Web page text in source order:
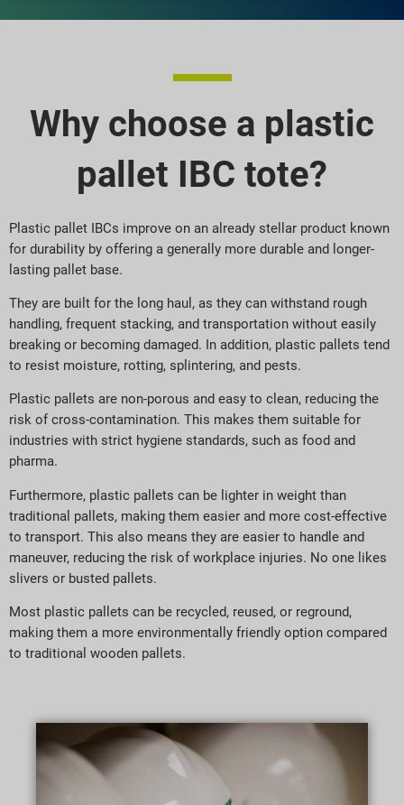
Why choose a plastic
pallet IBC tote?
Plastic pallet IBCs improve on an already stellar product known
for durability by offering a generally more durable and longer-
lasting pallet base.
They are built for the long haul, as they can withstand rough
handling, frequent stacking, and transportation without easily
breaking or becoming damaged. In addition, plastic pallets tend
to resist moisture, rotting, splintering, and pests.
Plastic pallets are non-porous and easy to clean, reducing the
risk of cross-contamination. This makes them suitable for
industries with strict hygiene standards, such as food and
pharma.
Furthermore, plastic pallets can be lighter in weight than
traditional pallets, making them easier and more cost-effective
to transport. This also means they are easier to handle and
maneuver, reducing the risk of workplace injuries. No one likes
slivers or busted pallets.
Most plastic pallets can be recycled, reused, or reground,
making them a more environmentally friendly option compared
to traditional wooden pallets.